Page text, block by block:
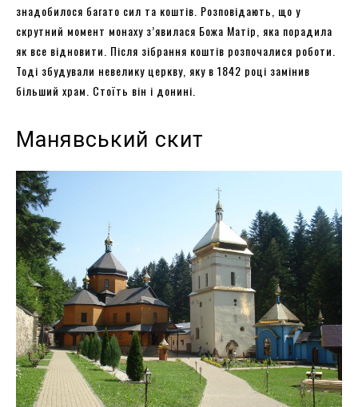
знадобилося багато сил та коштів. Розповідають, що у
скрутний момент монаху з’явилася Божа Матір, яка порадила
як все відновити. Після зібрання коштів розпочалися роботи.
Тоді збудували невелику церкву, яку в 1842 році замінив
більший храм. Стоїть він і донині.
Манявський скит